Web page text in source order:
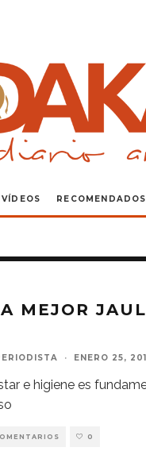
VÍDEOS RECOMENDADOS
MEJOR
· ENERO 25,
e higiene es
0